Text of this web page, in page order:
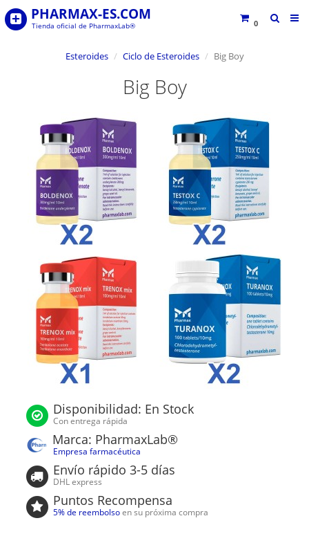
0
PHARMAX-ES.COM
Tienda oficial de PharmaxLab®
Esteroides Ciclo de Esteroides Big Boy
Big Boy
Disponibilidad: En Stock
Con entrega rápida
Marca: PharmaxLab®
Empresa farmacéutica
Envío rápido 3-5 días
DHL express
Puntos Recompensa
5% de reembolsoen su próxima compra